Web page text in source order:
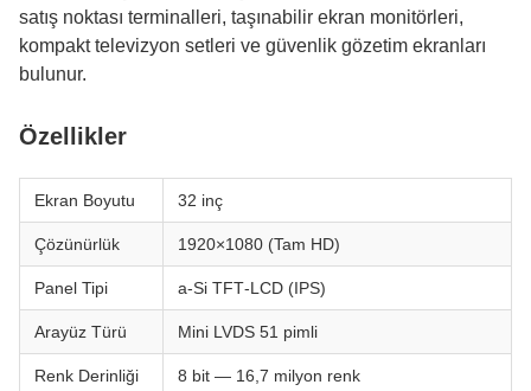
satış noktası terminalleri, taşınabilir ekran monitörleri,
kompakt televizyon setleri ve güvenlik gözetim ekranları
bulunur.
Özellikler
Ekran Boyutu 32 inç
Çözünürlük 1920×1080 (Tam HD)
Panel Tipi a‑Si TFT‑LCD (IPS)
Arayüz Türü Mini LVDS 51 pimli
Renk Derinliği 8 bit — 16,7 milyon renk